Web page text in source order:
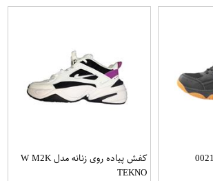
کفش پیاده روی زنانه مدل W M2K
TEKNO